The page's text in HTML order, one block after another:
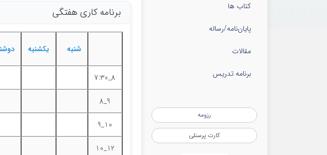
کتاب ها
پایان‌نامه‌/رساله
مقالات
برنامه تدریس
رزومه
کارت پرسنلی
دانلود کتاب
برنامه کاری هفتگی
شنبه یکشنبه
8_7:30
9_8
10_9
12_10